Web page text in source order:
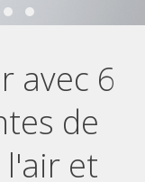
avec 6
de
et